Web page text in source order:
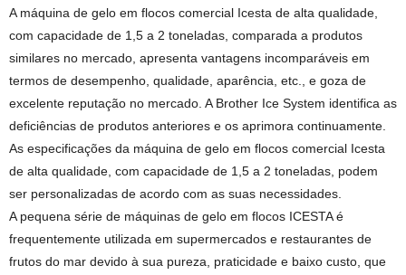
A máquina de gelo em flocos comercial Icesta de alta qualidade,
com capacidade de 1,5 a 2 toneladas, comparada a produtos
similares no mercado, apresenta vantagens incomparáveis ​​em
termos de desempenho, qualidade, aparência, etc., e goza de
excelente reputação no mercado. A Brother Ice System identifica as
deficiências de produtos anteriores e os aprimora continuamente.
As especificações da máquina de gelo em flocos comercial Icesta
de alta qualidade, com capacidade de 1,5 a 2 toneladas, podem
ser personalizadas de acordo com as suas necessidades.
A pequena série de máquinas de gelo em flocos ICESTA é
frequentemente utilizada em supermercados e restaurantes de
frutos do mar devido à sua pureza, praticidade e baixo custo, que